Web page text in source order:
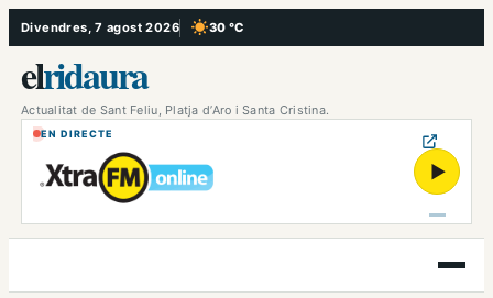
Vés
al
contingut
Divendres, 7 agost 2026 30 °C
, Cel serè
elridaura
Actualitat de Sant Feliu, Platja d’Aro i Santa Cristina.
EN DIRECTE
▶
Obre
el